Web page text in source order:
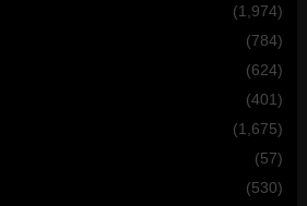
(1,974)
(784)
(624)
(401)
(1,675)
(57)
(530)